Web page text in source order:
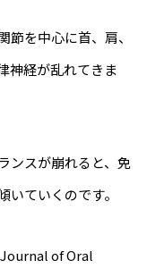
を中心に首、肩、
神経が乱れてきま
ンスが崩れると、免
ていくのです。
of Oral